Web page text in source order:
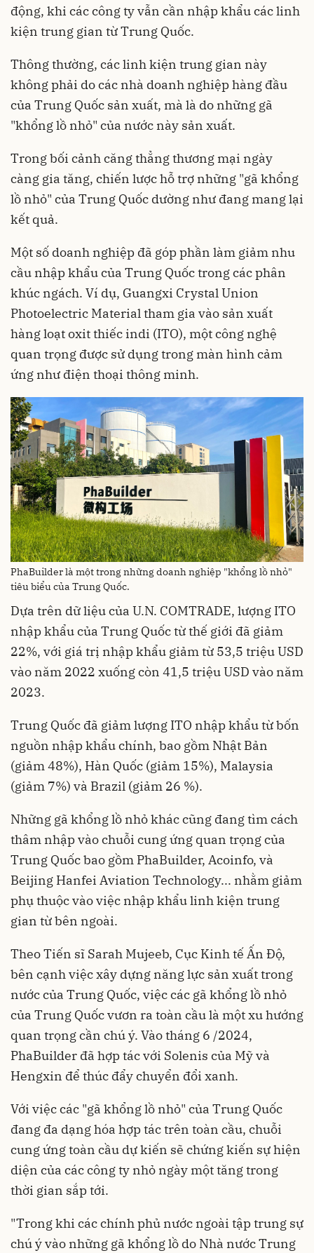
động, khi các công ty vẫn cần nhập khẩu các linh
kiện trung gian từ Trung Quốc.
Thông thường, các linh kiện trung gian này
không phải do các nhà doanh nghiệp hàng đầu
của Trung Quốc sản xuất, mà là do những gã
"khổng lồ nhỏ" của nước này sản xuất.
Trong bối cảnh căng thẳng thương mại ngày
càng gia tăng, chiến lược hỗ trợ những "gã khổng
lồ nhỏ" của Trung Quốc dường như đang mang lại
kết quả.
Một số doanh nghiệp đã góp phần làm giảm nhu
cầu nhập khẩu của Trung Quốc trong các phân
khúc ngách. Ví dụ, Guangxi Crystal Union
Photoelectric Material tham gia vào sản xuất
hàng loạt oxit thiếc indi (ITO), một công nghệ
quan trọng được sử dụng trong màn hình cảm
ứng như điện thoại thông minh.
PhaBuilder là một trong những doanh nghiệp "khổng lồ nhỏ"
tiêu biểu của Trung Quốc.
Dựa trên dữ liệu của U.N. COMTRADE, lượng ITO
nhập khẩu của Trung Quốc từ thế giới đã giảm
22%, với giá trị nhập khẩu giảm từ 53,5 triệu USD
vào năm 2022 xuống còn 41,5 triệu USD vào năm
2023.
Trung Quốc đã giảm lượng ITO nhập khẩu từ bốn
nguồn nhập khẩu chính, bao gồm Nhật Bản
(giảm 48%), Hàn Quốc (giảm 15%), Malaysia
(giảm 7%) và Brazil (giảm 26 %).
Những gã khổng lồ nhỏ khác cũng đang tìm cách
thâm nhập vào chuỗi cung ứng quan trọng của
Trung Quốc bao gồm PhaBuilder, Acoinfo, và
Beijing Hanfei Aviation Technology... nhằm giảm
phụ thuộc vào việc nhập khẩu linh kiện trung
gian từ bên ngoài.
Theo Tiến sĩ Sarah Mujeeb, Cục Kinh tế Ấn Độ,
bên cạnh việc xây dựng năng lực sản xuất trong
nước của Trung Quốc, việc các gã khổng lồ nhỏ
của Trung Quốc vươn ra toàn cầu là một xu hướng
quan trọng cần chú ý. Vào tháng 6 /2024,
PhaBuilder đã hợp tác với Solenis của Mỹ và
Hengxin để thúc đẩy chuyển đổi xanh.
Với việc các "gã khổng lồ nhỏ" của Trung Quốc
đang đa dạng hóa hợp tác trên toàn cầu, chuỗi
cung ứng toàn cầu dự kiến ​​sẽ chứng kiến sự hiện
diện của các công ty nhỏ ngày một tăng trong
thời gian sắp tới.
"Trong khi các chính phủ nước ngoài tập trung sự
chú ý vào những gã khổng lồ do Nhà nước Trung